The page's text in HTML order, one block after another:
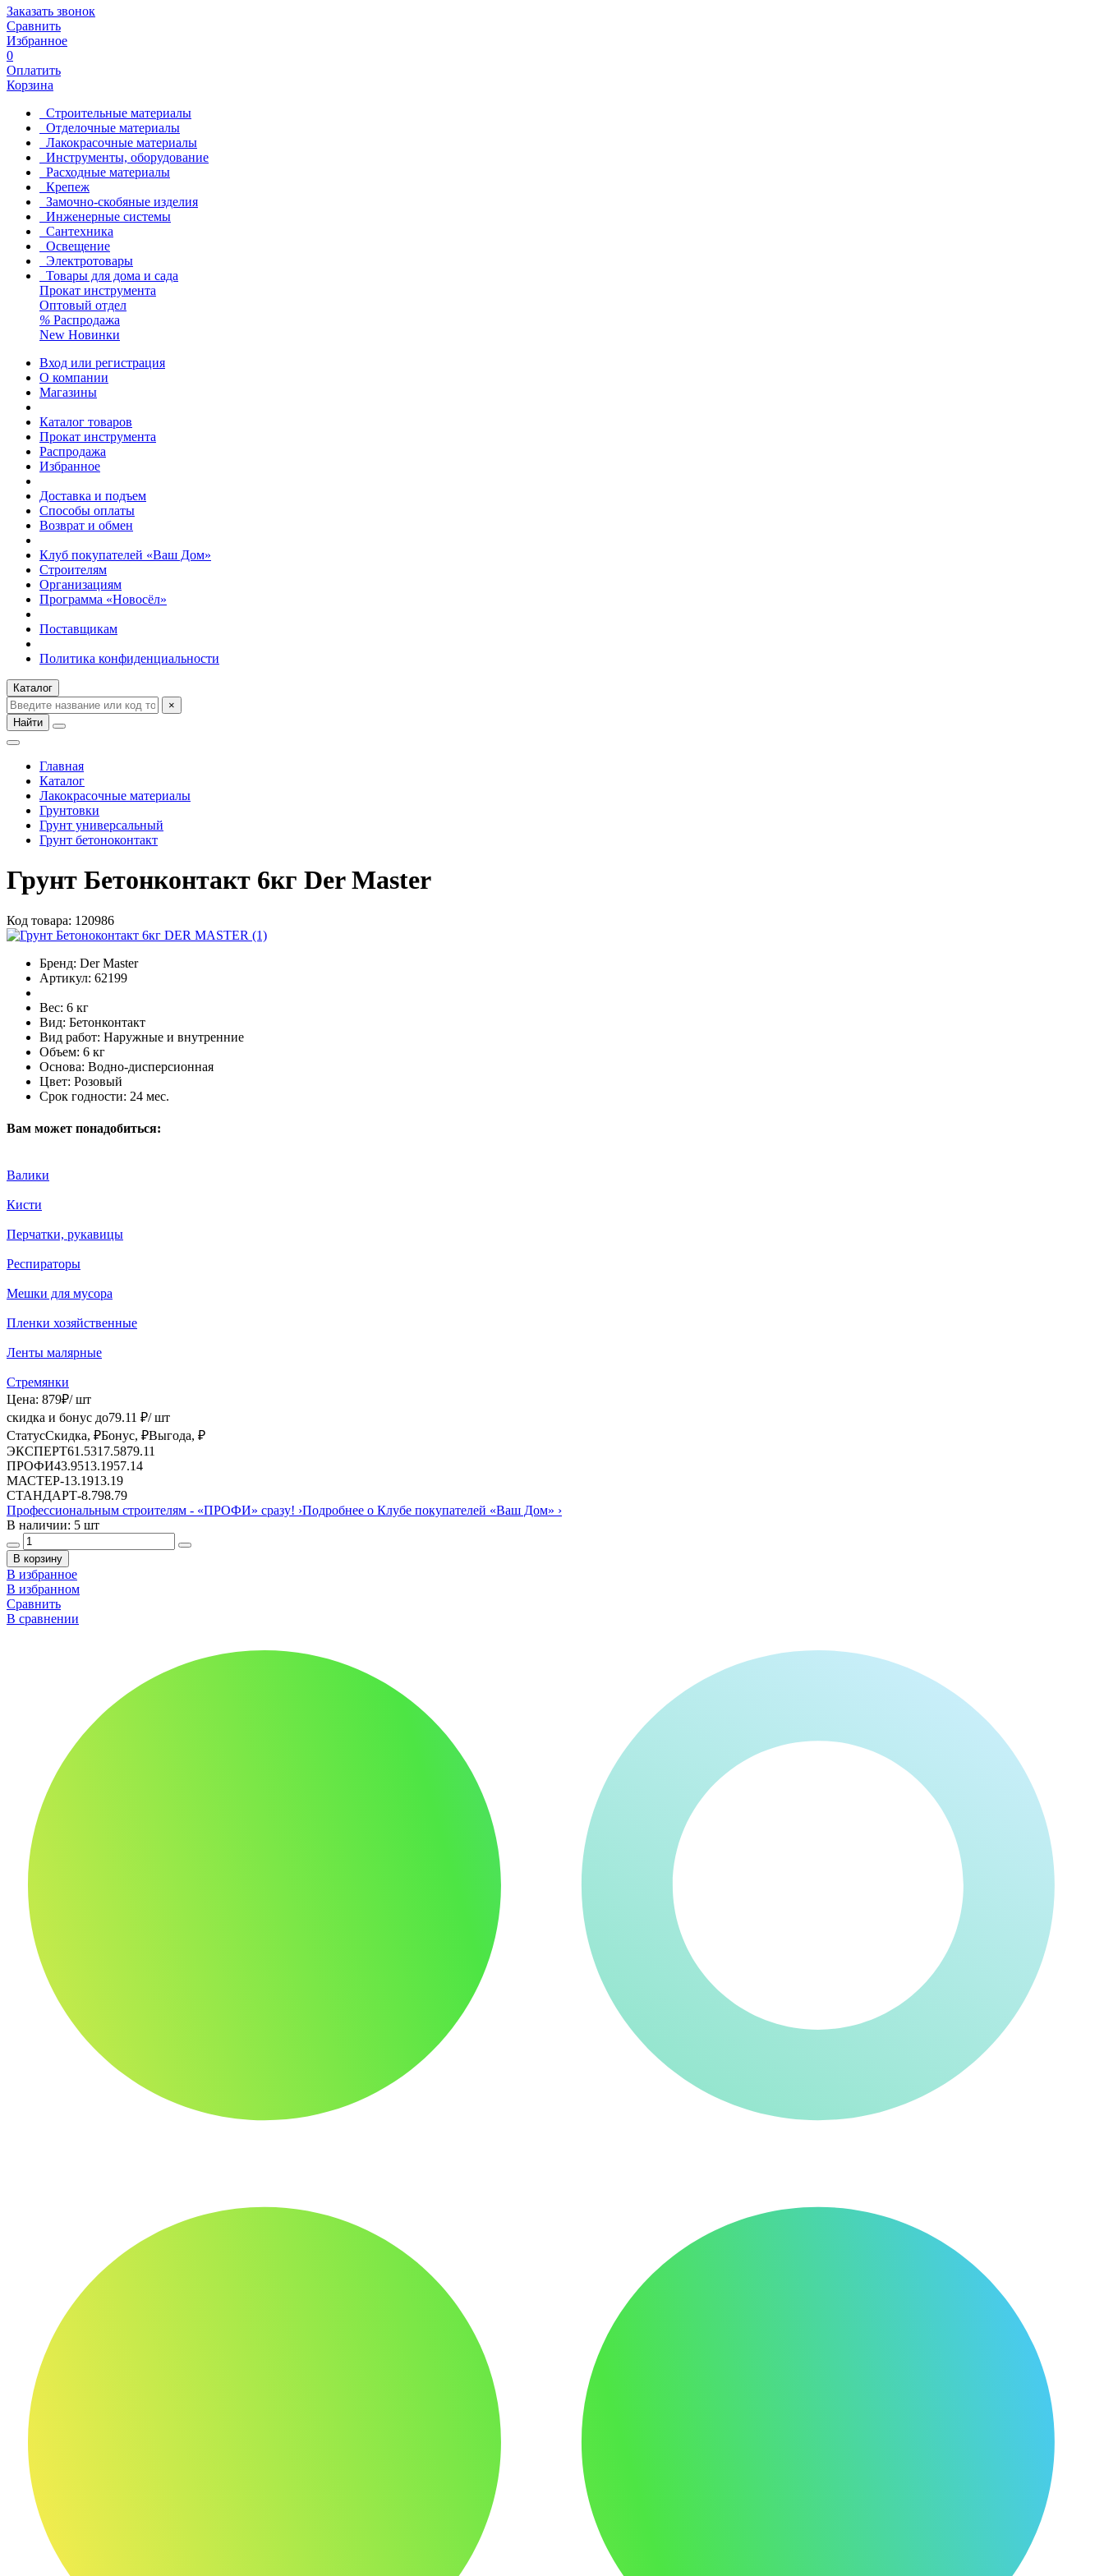
Заказать звонок
Сравнить
Избранное
0
Оплатить
Корзина
Строительные материалы
Отделочные материалы
Лакокрасочные материалы
Инструменты, оборудование
Расходные материалы
Крепеж
Замочно-скобяные изделия
Инженерные системы
Сантехника
Освещение
Электротовары
Товары для дома и сада
Прокат инструмента
Оптовый отдел
% Распродажа
New Новинки
Вход или регистрация
О компании
Магазины
Каталог товаров
Прокат инструмента
Распродажа
Избранное
Доставка и подъем
Способы оплаты
Возврат и обмен
Клуб покупателей «Ваш Дом»
Строителям
Организациям
Программа «Новосёл»
Поставщикам
Политика конфиденциальности
Каталог
×
Найти
Главная
Каталог
Лакокрасочные материалы
Грунтовки
Грунт универсальный
Грунт бетоноконтакт
Грунт Бетонконтакт 6кг Der Master
Код товара: 120986
Бренд: Der Master
Артикул: 62199
Вес: 6 кг
Вид: Бетонконтакт
Вид работ: Наружные и внутренние
Объем: 6 кг
Основа: Водно-дисперсионная
Цвет: Розовый
Срок годности: 24 мес.
Вам может понадобиться:
Валики
Кисти
Перчатки, рукавицы
Респираторы
Мешки для мусора
Пленки хозяйственные
Ленты малярные
Стремянки
Цена: 879₽/ шт
скидка и бонус до79.11 ₽/ шт
СтатусСкидка, ₽Бонус, ₽Выгода, ₽
ЭКСПЕРТ61.5317.5879.11
ПРОФИ43.9513.1957.14
МАСТЕР-13.1913.19
СТАНДАРТ-8.798.79
Профессиональным строителям - «ПРОФИ» сразу! ›Подробнее о Клубе покупателей «Ваш Дом» ›
В наличии: 5 шт
В корзину
В избранное
В избранном
Сравнить
В сравнении